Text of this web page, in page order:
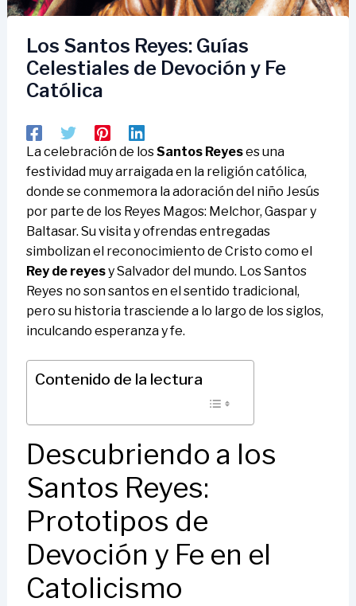
Los Santos Reyes: Guías
Celestiales de Devoción y Fe
Católica
La celebración de losSantos Reyeses una
festividad muy arraigada en la religión católica,
donde se conmemora la adoración del niño Jesús
por parte de los Reyes Magos: Melchor, Gaspar y
Baltasar. Su visita y ofrendas entregadas
simbolizan el reconocimiento de Cristo como el
Rey de reyesy Salvador del mundo. Los Santos
Reyes no son santos en el sentido tradicional,
pero su historia trasciende a lo largo de los siglos,
inculcando esperanza y fe.
Contenido de la lectura
Descubriendo a los
Santos Reyes:
Prototipos de
Devoción y Fe en el
Catolicismo